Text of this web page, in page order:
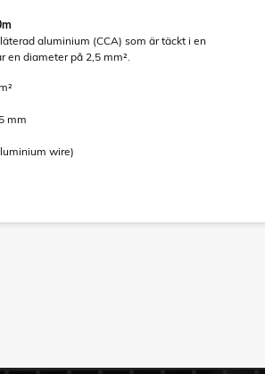
aluminium (CCA) som är täckt i en
en diameter på 2,5 mm².
mm
wire)